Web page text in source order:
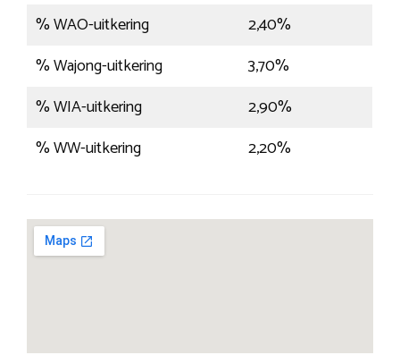
% WAO-uitkering
2,40%
% Wajong-uitkering
3,70%
% WIA-uitkering
2,90%
% WW-uitkering
2,20%